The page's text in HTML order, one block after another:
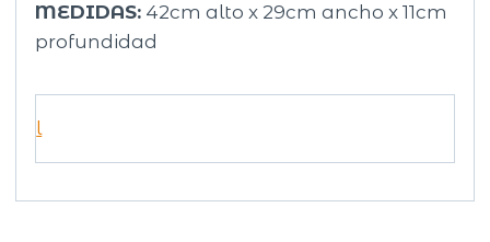
MEDIDAS: 42cm alto x 29cm ancho x 11cm
profundidad
l